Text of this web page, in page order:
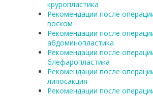
круропластика
Рекомендации после
воском
Рекомендации после
абдоминопластика
Рекомендации после
блефаропластика
Рекомендации после
липосакция
Рекомендации после